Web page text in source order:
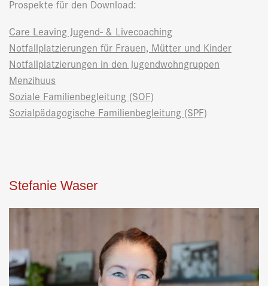
Prospekte für den Download:
Care Leaving Jugend- & Livecoaching
Notfallplatzierungen für Frauen, Mütter und Kinder
Notfallplatzierungen in den Jugendwohngruppen
Menzihuus
Soziale Familienbegleitung (SOF)
Sozialpädagogische Familienbegleitung (SPF)
Stefanie Waser